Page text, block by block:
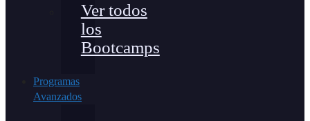
Ver todos
los
Bootcamps
Programas
Avanzados